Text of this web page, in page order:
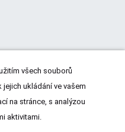
všech souborů
ukládání ve vašem
na stránce, s analýzou
aktivitami.